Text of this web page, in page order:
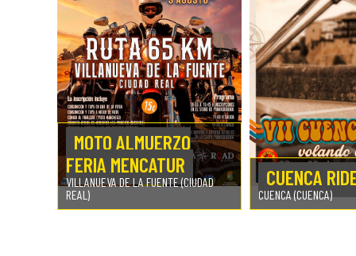
MOTO ALMUERZO
FERIA MENCATUR
VILLANUEVA DE LA FUENTE (CIUDAD
REAL)
CUENCA
CUENCA (CUENCA)